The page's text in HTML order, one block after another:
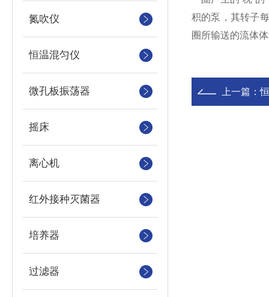
氮吹仪
恒温混匀仪
微孔板振荡器
摇床
离心机
红外接种灭菌器
培养器
过滤器
积的泵，其转子
圈所输送的流体
上一篇：